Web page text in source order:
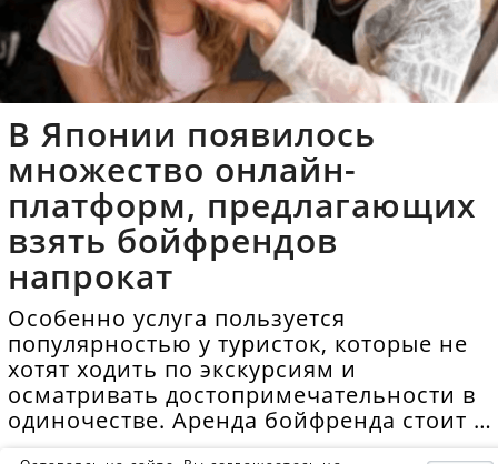
В Японии появилось
множество онлайн-
платформ, предлагающих
взять бойфрендов
напрокат
Особенно услуга пользуется
популярностью у туристок, которые не
хотят ходить по экскурсиям и
осматривать достопримечательности в
одиночестве. Аренда бойфренда стоит в